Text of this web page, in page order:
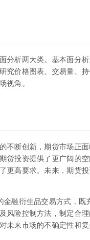
分析两大类。基本面分
究价格图表、交易量、
视角。
不断创新，期货市场正
货投资提供了更广阔的
更高要求。未来，期货
融衍生品交易方式，
风险控制方法，制定合
未来市场的不确定性和